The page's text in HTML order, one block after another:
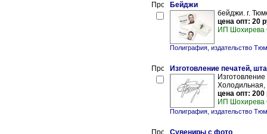
Бейджи
бейджи. г.
цена опт: 20
ИП
Полиграфия, издательство
Изготовление печатей,
Холодильная,
цена опт: 200
ИП
Полиграфия, издательство
Сувениры с фото